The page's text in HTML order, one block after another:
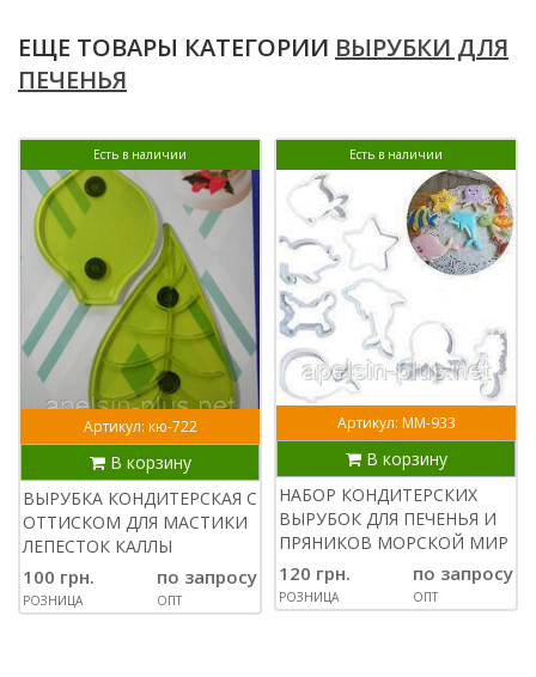
ЕЩЕ ТОВАРЫ КАТЕГОРИИ ВЫРУБКИ ДЛЯ
ПЕЧЕНЬЯ
Есть в наличии
Артикул: кю-722
В корзину
ВЫРУБКА КОНДИТЕРСКАЯ С
ОТТИСКОМ ДЛЯ МАСТИКИ
ЛЕПЕСТОК КАЛЛЫ
100 грн.
РОЗНИЦА
по запросу
ОПТ
Есть в наличии
Артикул: ММ-933
В корзину
НАБОР КОНДИТЕРСКИХ
ВЫРУБОК ДЛЯ ПЕЧЕНЬЯ И
ПРЯНИКОВ МОРСКОЙ МИР
120 грн.
РОЗНИЦА
по запросу
ОПТ